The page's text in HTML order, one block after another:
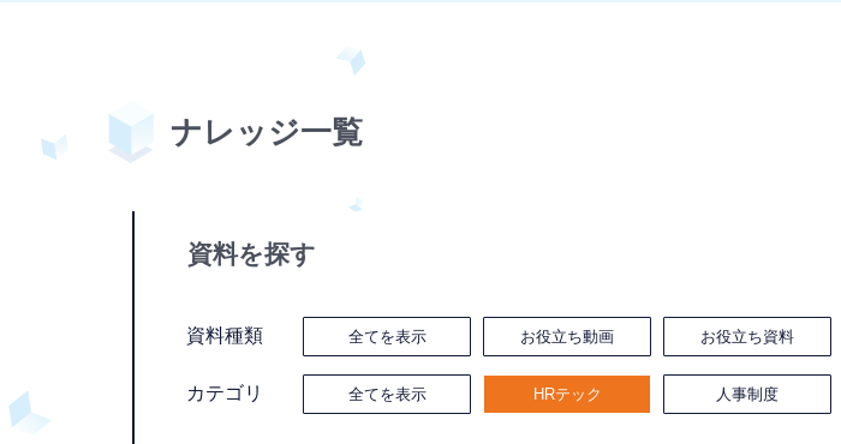
ナレッジ⼀覧
資料を探す
資料種類 全てを表示 お役立ち動画 お役立ち資料
カテゴリ 全てを表示 HRテック 人事制度